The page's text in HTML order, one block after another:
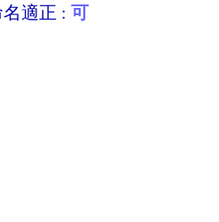
適正 : 可